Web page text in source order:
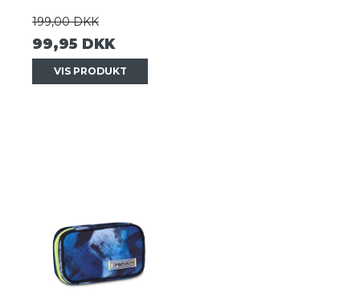
199,00 DKK
99,95 DKK
VIS PRODUKT